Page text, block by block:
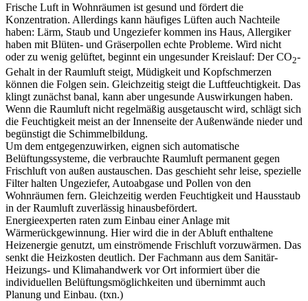
Frische Luft in Wohnräumen ist gesund und fördert die
Konzentration. Allerdings kann häufiges Lüften auch Nachteile
haben: Lärm, Staub und Ungeziefer kommen ins Haus, Allergiker
haben mit Blüten- und Gräserpollen echte Probleme. Wird nicht
oder zu wenig gelüftet, beginnt ein ungesunder Kreislauf: Der CO2-
Gehalt in der Raumluft steigt, Müdigkeit und Kopfschmerzen
können die Folgen sein. Gleichzeitig steigt die Luftfeuchtigkeit. Das
klingt zunächst banal, kann aber ungesunde Auswirkungen haben.
Wenn die Raumluft nicht regelmäßig ausgetauscht wird, schlägt sich
die Feuchtigkeit meist an der Innenseite der Außenwände nieder und
begünstigt die Schimmelbildung.
Um dem entgegenzuwirken, eignen sich automatische
Belüftungssysteme, die verbrauchte Raumluft permanent gegen
Frischluft von außen austauschen. Das geschieht sehr leise, spezielle
Filter halten Ungeziefer, Autoabgase und Pollen von den
Wohnräumen fern. Gleichzeitig werden Feuchtigkeit und Hausstaub
in der Raumluft zuverlässig hinausbefördert.
Energieexperten raten zum Einbau einer Anlage mit
Wärmerückgewinnung. Hier wird die in der Abluft enthaltene
Heizenergie genutzt, um einströmende Frischluft vorzuwärmen. Das
senkt die Heizkosten deutlich. Der Fachmann aus dem Sanitär-
Heizungs- und Klimahandwerk vor Ort informiert über die
individuellen Belüftungsmöglichkeiten und übernimmt auch
Planung und Einbau. (txn.)